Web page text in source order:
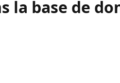
la base de